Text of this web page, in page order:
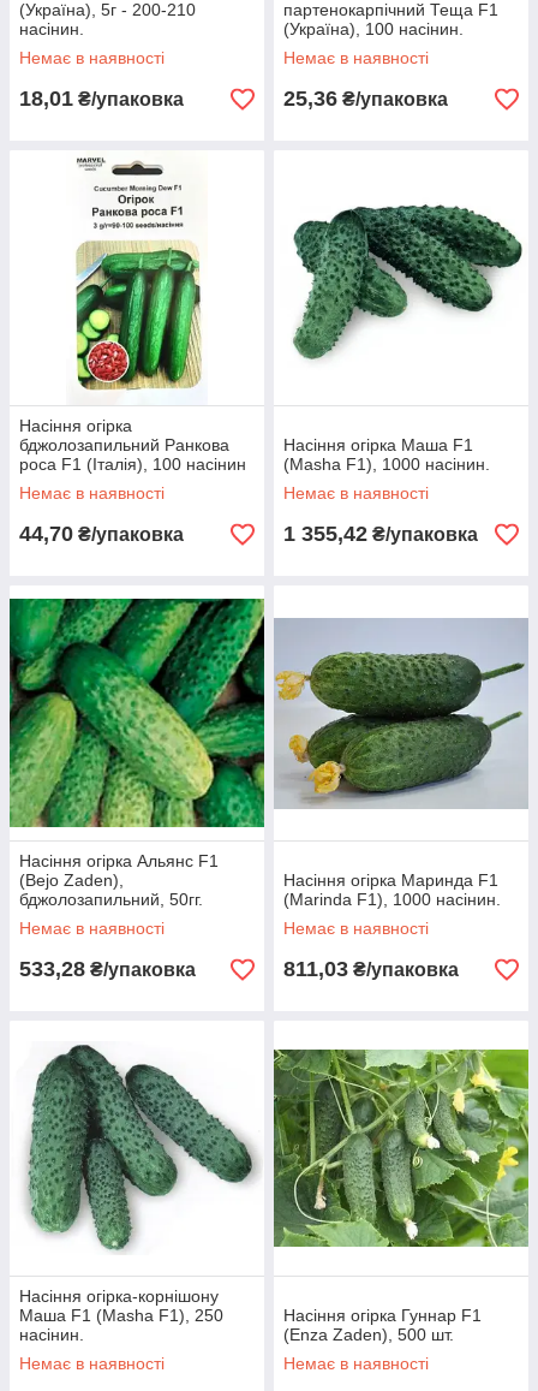
(Україна), 5г - 200-210
насінин.
Немає в наявності
18,01 ₴/упаковка
партенокарпічний Теща F1
(Україна), 100 насінин.
Немає в наявності
25,36 ₴/упаковка
Насіння огірка
бджолозапильний Ранкова
роса F1 (Італія), 100 насінин
Немає в наявності
44,70 ₴/упаковка
Насіння огірка Маша F1
(Masha F1), 1000 насінин.
Немає в наявності
1 355,42 ₴/упаковка
Насіння огірка Альянс F1
(Bejo Zaden),
бджолозапильний, 50гг.
Немає в наявності
533,28 ₴/упаковка
Насіння огірка Маринда F1
(Marinda F1), 1000 насінин.
Немає в наявності
811,03 ₴/упаковка
Насіння огірка-корнішону
Маша F1 (Masha F1), 250
насінин.
Немає в наявності
Насіння огірка Гуннар F1
(Enza Zaden), 500 шт.
Немає в наявності